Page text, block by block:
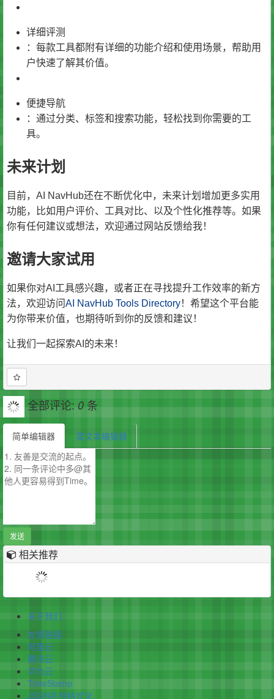
详细评测
：每款工具都附有详细的功能介绍和使用场景，帮助用
户快速了解其价值。
便捷导航
：通过分类、标签和搜索功能，轻松找到你需要的工
具。
未来计划
目前，AI NavHub还在不断优化中，未来计划增加更多实用
功能，比如用户评价、工具对比、以及个性化推荐等。如果
你有任何建议或想法，欢迎通过网站反馈给我！
邀请大家试用
如果你对AI工具感兴趣，或者正在寻找提升工作效率的新方
法，欢迎访问AI NavHub Tools Directory！希望这个平台能
为你带来价值，也期待听到你的反馈和建议！
让我们一起探索AI的未来！
全部评论: 0 条
简单编辑器 富文本编辑器
发送
相关推荐
关于我们
友情链接:
阿里云
腾讯云
华为云
TimeStamp
JSON在线格式化